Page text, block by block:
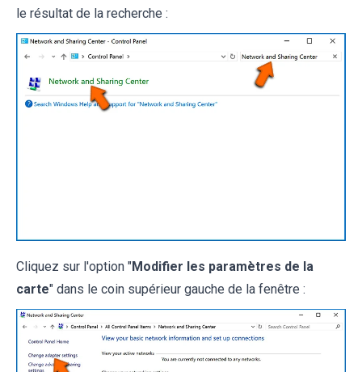
le résultat de la recherche :
Cliquez sur l'option "Modifier les paramètres de la
carte" dans le coin supérieur gauche de la fenêtre :